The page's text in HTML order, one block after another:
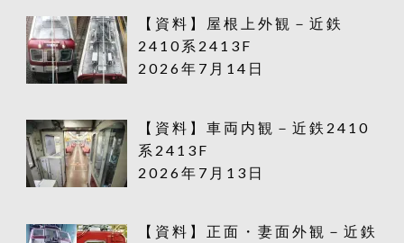
【資料】屋根上外観－近鉄
2410系2413F
2026年7月14日
【資料】車両内観－近鉄2410
系2413F
2026年7月13日
【資料】正面・妻面外観－近鉄